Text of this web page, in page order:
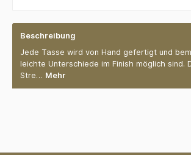
Beschreibung
Jede Tasse wird von Hand gefertigt und
leichte Unterschiede im Finish möglich sind.
Stre… Mehr